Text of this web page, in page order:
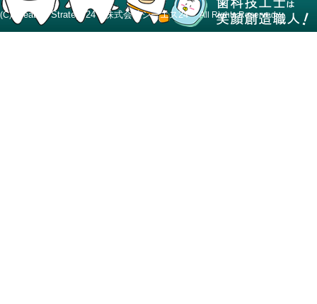
(C) Creative Strategy24 株式会社シーエス24All Rights Reserved.